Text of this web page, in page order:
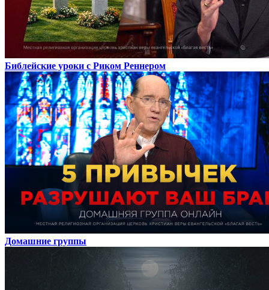
Библейские уроки с Риком Реннером
Домашние группы